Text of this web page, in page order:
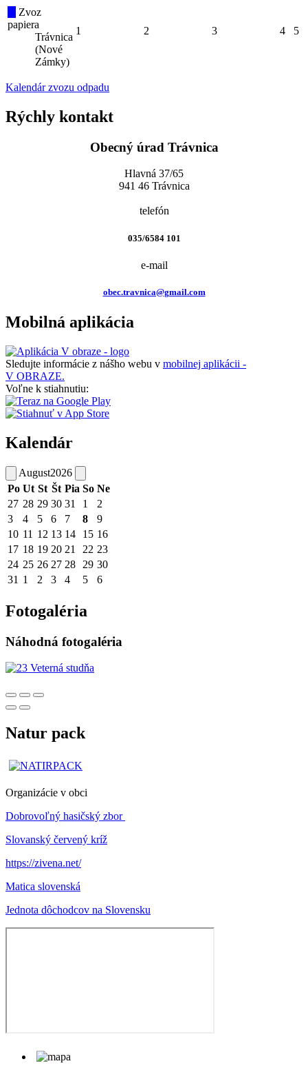
Zvoz
papiera
Trávnica
(Nové
Zámky)
1 2 3 4 5
Kalendár zvozu odpadu
Rýchly kontakt
Obecný úrad Trávnica
Hlavná 37/65
941 46 Trávnica
telefón
035/6584 101
e-mail
obec.travnica@gmail.com
Mobilná aplikácia
Sledujte informácie z nášho webu v mobilnej aplikácii -
V OBRAZE.
Voľne k stiahnutiu:
Kalendár
August2026
Po Ut St Št Pia So Ne
27 28 29 30 31 1
2
3
4 5 6 7 8
9
10 11 12 13 14 15 16
17 18 19 20 21 22 23
24 25 26 27 28 29 30
31 1 2 3 4 5 6
Fotogaléria
Náhodná fotogaléria
Natur pack
Organizácie v obci
Dobrovoľný hasičský zbor
Slovanský červený kríž
https://zivena.net/
Matica slovenská
Jednota dôchodcov na Slovensku